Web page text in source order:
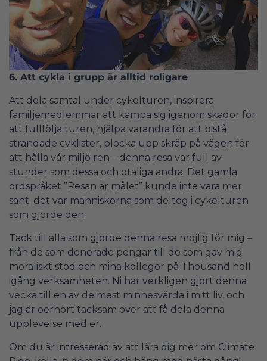
6. Att cykla i grupp är alltid roligare
Att dela samtal under cykelturen, inspirera
familjemedlemmar att kämpa sig igenom skador för
att fullfölja turen, hjälpa varandra för att bistå
strandade cyklister, plocka upp skräp på vägen för
att hålla vår miljö ren – denna resa var full av
stunder som dessa och otaliga andra. Det gamla
ordspråket ”Resan är målet” kunde inte vara mer
sant; det var människorna som deltog i cykelturen
som gjorde den.
Tack till alla som gjorde denna resa möjlig för mig –
från de som donerade pengar till de som gav mig
moraliskt stöd och mina kollegor på Thousand höll
igång verksamheten. Ni har verkligen gjort denna
vecka till en av de mest minnesvärda i mitt liv, och
jag är oerhört tacksam över att få dela denna
upplevelse med er.
Om du är intresserad av att lära dig mer om Climate